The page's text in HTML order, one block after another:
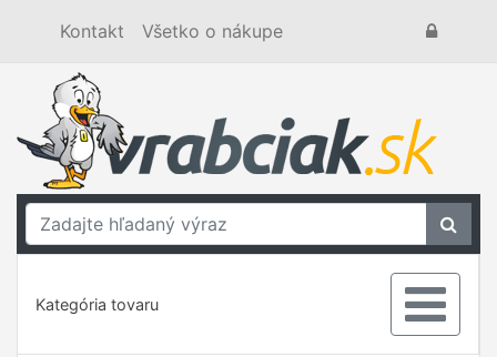
Kontakt Všetko o nákupe
Kategória tovaru